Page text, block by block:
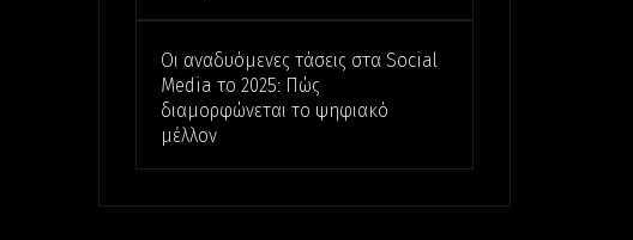
Οι αναδυόμενες τάσεις στα Social
Media το 2025: Πώς
διαμορφώνεται το ψηφιακό
μέλλον